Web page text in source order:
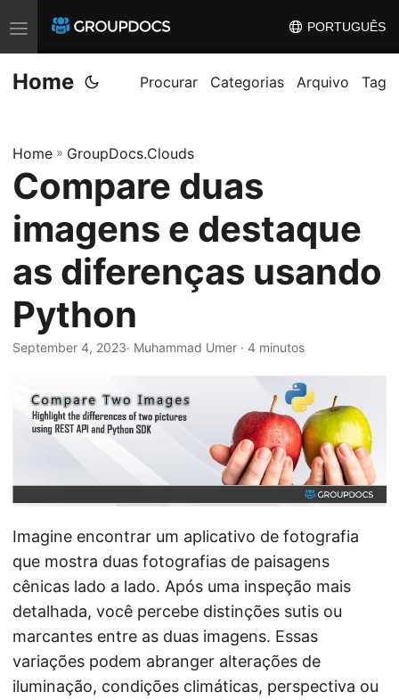
T
o
g
e
n
a
g
a
t
i
PORTUGUÊS
Home Procurar Categorias Arquivo Tag
Home » GroupDocs.Clouds
Compare duas
imagens e destaque
as diferenças usando
Python
September 4, 2023· Muhammad Umer · 4 minutos
Imagine encontrar um aplicativo de fotografia
que mostra duas fotografias de paisagens
cênicas lado a lado. Após uma inspeção mais
detalhada, você percebe distinções sutis ou
marcantes entre as duas imagens. Essas
variações podem abranger alterações de
iluminação, condições climáticas, perspectiva ou